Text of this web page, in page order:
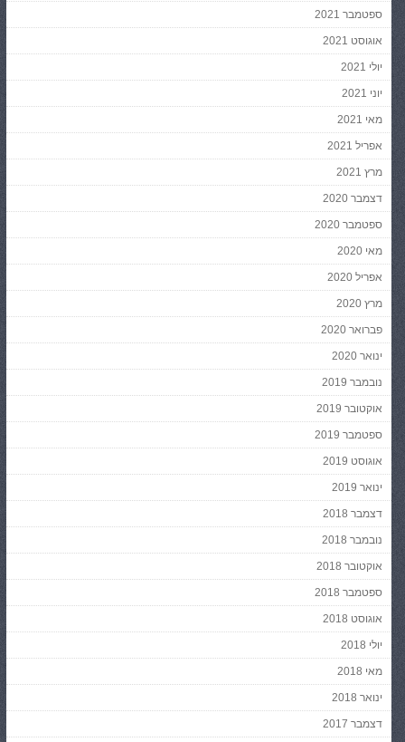
ספטמבר 2021
אוגוסט 2021
יולי 2021
יוני 2021
מאי 2021
אפריל 2021
מרץ 2021
דצמבר 2020
ספטמבר 2020
מאי 2020
אפריל 2020
מרץ 2020
פברואר 2020
ינואר 2020
נובמבר 2019
אוקטובר 2019
ספטמבר 2019
אוגוסט 2019
ינואר 2019
דצמבר 2018
נובמבר 2018
אוקטובר 2018
ספטמבר 2018
אוגוסט 2018
יולי 2018
מאי 2018
ינואר 2018
דצמבר 2017